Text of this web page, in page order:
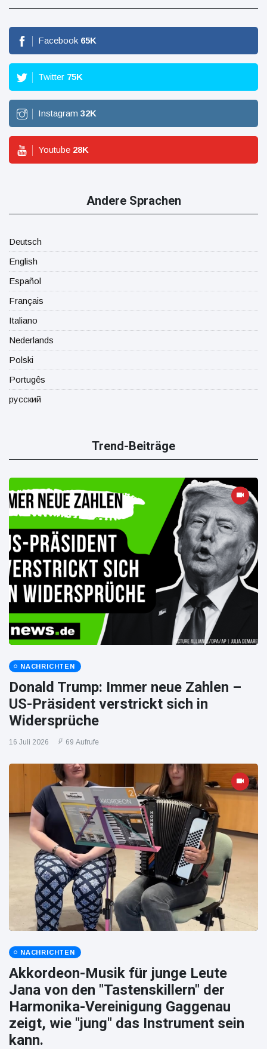
Facebook 65K
Twitter 75K
Instagram 32K
Youtube 28K
Andere Sprachen
Deutsch
English
Español
Français
Italiano
Nederlands
Polski
Portugês
русский
Trend-Beiträge
NACHRICHTEN
Donald Trump: Immer neue Zahlen –
US-Präsident verstrickt sich in
Widersprüche
16 Juli 2026 69 Aufrufe
NACHRICHTEN
Akkordeon-Musik für junge Leute
Jana von den "Tastenskillern" der
Harmonika-Vereinigung Gaggenau
zeigt, wie "jung" das Instrument sein
kann.